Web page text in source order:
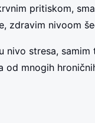
pritiskom,
zdravim nivoom
nivo stresa,
od mnogih